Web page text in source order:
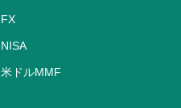
FX
NISA
米ドルMMF